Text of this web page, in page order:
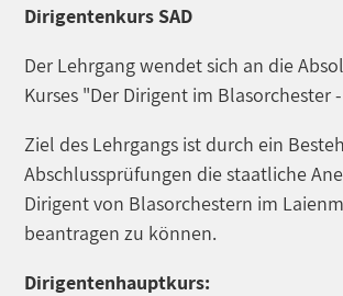
Dirigentenkurs SAD
Der Lehrgang wendet sich an die
Kurses "Der Dirigent im Blasorchester
Ziel des Lehrgangs ist durch ein
Abschlussprüfungen die staatliche
Dirigent von Blasorchestern im
beantragen zu können.
Dirigentenhauptkurs: